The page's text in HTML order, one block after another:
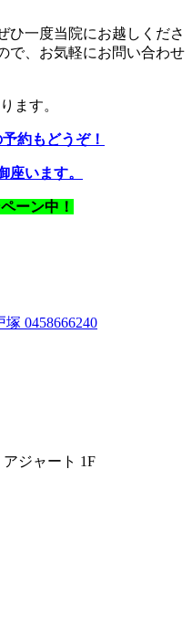
ひ一度当院にお越しくださ
で、お気軽にお問い合わせ
ます。
約もどうぞ！
座います。
ーン中！
ジャート 1F